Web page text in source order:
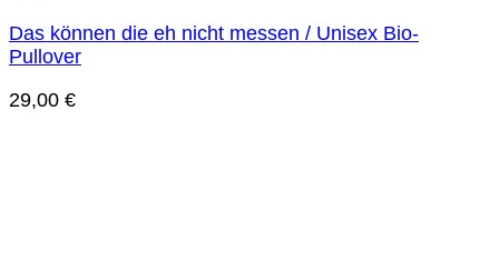
Das können die eh nicht messen / Unisex Bio-
Pullover
29,00 €